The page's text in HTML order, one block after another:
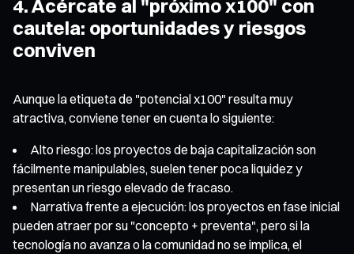
4. Acércate al "próximo x100" con
cautela: oportunidades y riesgos
conviven
Aunque la etiqueta de "potencial x100" resulta muy
atractiva, conviene tener en cuenta lo siguiente:
Alto riesgo: los proyectos de baja capitalización son
fácilmente manipulables, suelen tener poca liquidez y
presentan un riesgo elevado de fracaso.
Narrativa frente a ejecución: los proyectos en fase inicial
pueden atraer por su "concepto + preventa", pero si la
tecnología no avanza o la comunidad no se implica, el